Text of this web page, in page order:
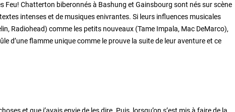
Feu! Chatterton biberonnés à Bashung et Gainsbourg sont nés sur scène
intenses et de musiques enivrantes. Si leurs influences musicales
Radiohead) comme les petits nouveaux (Tame Impala, Mac DeMarco),
d’une flamme unique comme le prouve la suite de leur aventure et ce